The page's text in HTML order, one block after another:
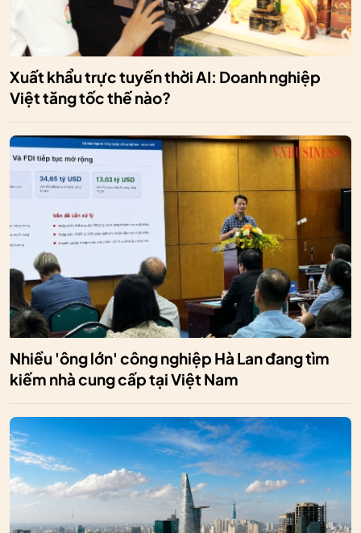
Xuất khẩu trực tuyến thời AI: Doanh nghiệp
Việt tăng tốc thế nào?
Nhiều 'ông lớn' công nghiệp Hà Lan đang tìm
kiếm nhà cung cấp tại Việt Nam